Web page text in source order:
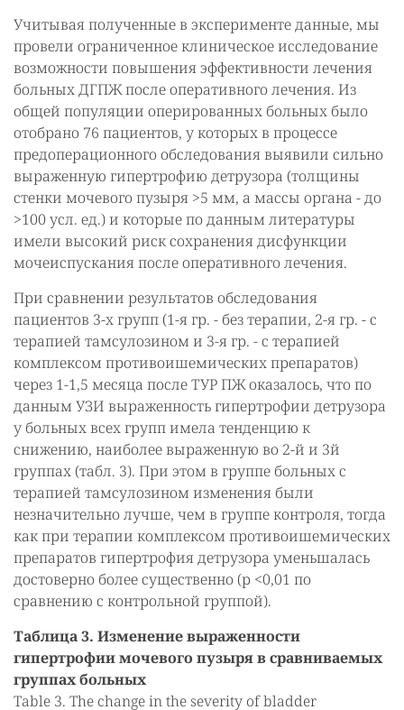
Учитывая полученные в эксперименте данные, мы
провели ограниченное клиническое исследование
возможности повышения эффективности лечения
больных ДГПЖ после оперативного лечения. Из
общей популяции оперированных больных было
отобрано 76 пациентов, у которых в процессе
предоперационного обследования выявили сильно
выраженную гипертрофию детрузора (толщины
стенки мочевого пузыря >5 мм, а массы органа - до
>100 усл. ед.) и которые по данным литературы
имели высокий риск сохранения дисфункции
мочеиспускания после оперативного лечения.
При сравнении результатов обследования
пациентов 3-х групп (1-я гр. - без терапии, 2-я гр. - с
терапией тамсулозином и 3-я гр. - с терапией
комплексом противоишемических препаратов)
через 1-1,5 месяца после ТУР ПЖ оказалось, что по
данным УЗИ выраженность гипертрофии детрузора
у больных всех групп имела тенденцию к
снижению, наиболее выраженную во 2-й и 3й
группах (табл. 3). При этом в группе больных с
терапией тамсулозином изменения были
незначительно лучше, чем в группе контроля, тогда
как при терапии комплексом противоишемических
препаратов гипертрофия детрузора уменьшалась
достоверно более существенно (р <0,01 по
сравнению с контрольной группой).
Таблица 3. Изменение выраженности
гипертрофии мочевого пузыря в сравниваемых
группах больных
Table 3. The change in the severity of bladder